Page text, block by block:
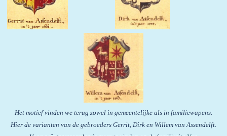
Het motief vinden we terug zowel in gemeentelijke als in familiewapens.
Hier de varianten van de gebroeders Gerrit, Dirk en Willem van Assendelft.